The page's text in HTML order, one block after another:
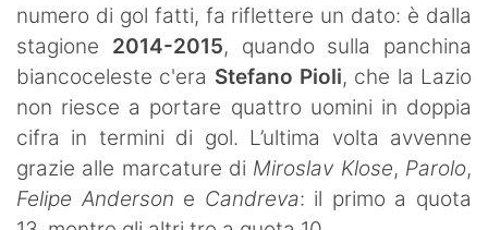
numero di gol fatti, fa riflettere un dato: è dalla
stagione 2014-2015, quando sulla panchina
biancoceleste c'era Stefano Pioli, che la Lazio
non riesce a portare quattro uomini in doppia
cifra in termini di gol. L’ultima volta avvenne
grazie alle marcature di Miroslav Klose, Parolo,
Felipe Anderson e Candreva: il primo a quota